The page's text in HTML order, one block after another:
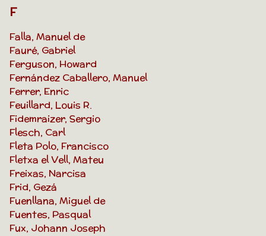
F
Falla, Manuel de
Fauré, Gabriel
Ferguson, Howard
Fernández Caballero, Manuel
Ferrer, Enric
Feuillard, Louis R.
Fidemraizer, Sergio
Flesch, Carl
Fleta Polo, Francisco
Fletxa el Vell, Mateu
Freixas, Narcisa
Frid, Gezá
Fuenllana, Miguel de
Fuentes, Pasqual
Fux, Johann Joseph